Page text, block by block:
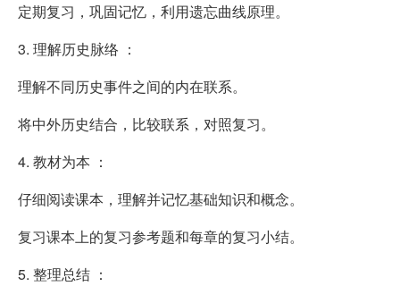
定期复习，巩固记忆，利用遗忘曲线原理。
3. 理解历史脉络 ：
理解不同历史事件之间的内在联系。
将中外历史结合，比较联系，对照复习。
4. 教材为本 ：
仔细阅读课本，理解并记忆基础知识和概念。
复习课本上的复习参考题和每章的复习小结。
5. 整理总结 ：